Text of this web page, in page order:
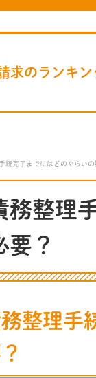
求のランキ
続完了までにはどのぐらい
務整理
要？
整理手